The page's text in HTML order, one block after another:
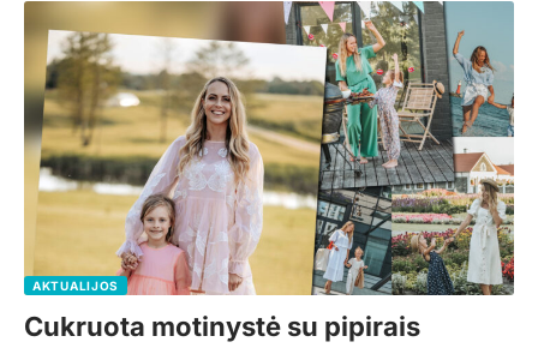
AKTUALIJOS
Cukruota motinystė su pipirais